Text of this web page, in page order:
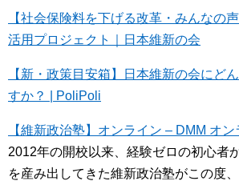
【社会保険料を下げる改革・みんなの
活用プロジェクト｜日本維新の会
【新・政策目安箱】日本維新の会にど
すか？ | PoliPoli
【維新政治塾】オンライン – DMM オ
2012年の開校以来、経験ゼロの初心者
を産み出してきた維新政治塾がこの度